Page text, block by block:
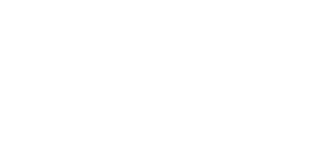
10 позиций и его стоимость
100 000 р.